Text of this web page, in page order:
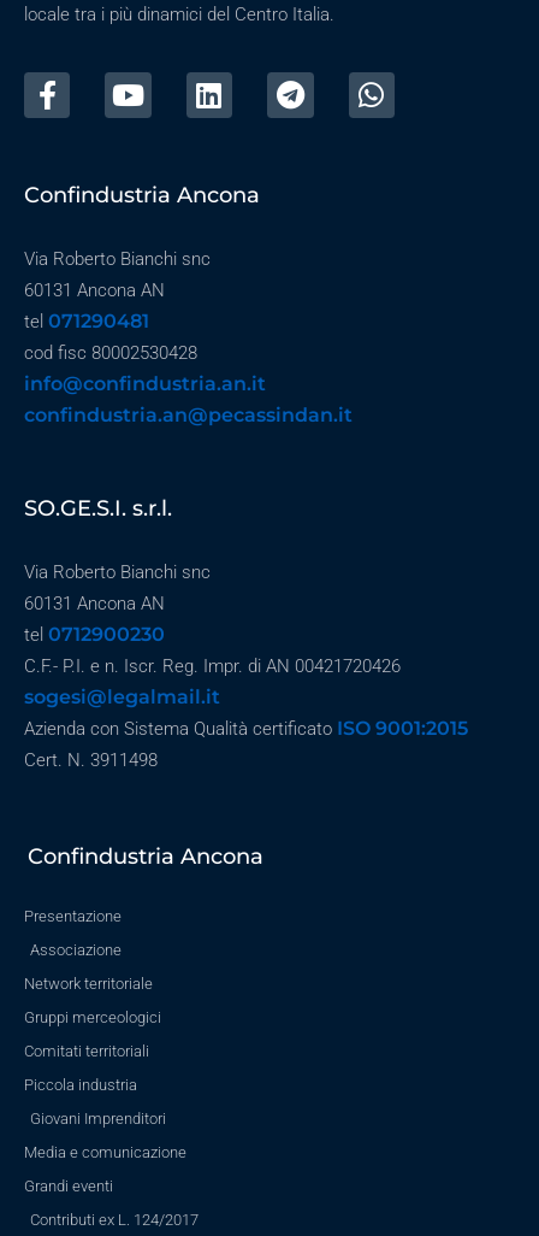
locale tra i più dinamici del Centro Italia.
Confindustria Ancona
Via Roberto Bianchi snc
60131 Ancona AN
tel 071290481
cod fisc 80002530428
info@confindustria.an.it
confindustria.an@pecassindan.it
SO.GE.S.I. s.r.l.
Via Roberto Bianchi snc
60131 Ancona AN
tel 0712900230
C.F.- P.I. e n. Iscr. Reg. Impr. di AN 00421720426
sogesi@legalmail.it
Azienda con Sistema Qualità certificato ISO 9001:2015
Cert. N. 3911498
Confindustria Ancona
Presentazione
Associazione
Network territoriale
Gruppi merceologici
Comitati territoriali
Piccola industria
Giovani Imprenditori
Media e comunicazione
Grandi eventi
Contributi ex L. 124/2017